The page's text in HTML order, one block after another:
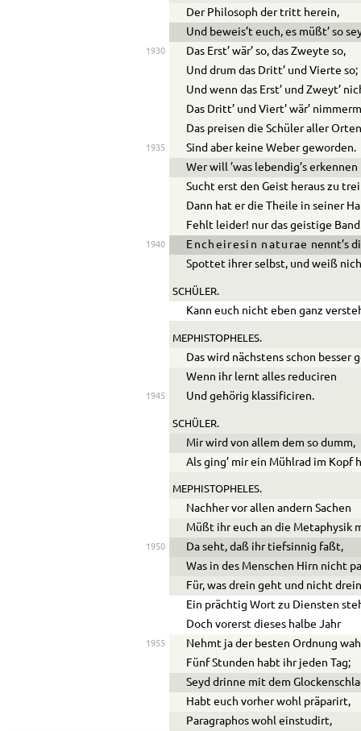
Der Philosoph der tritt herein,
Und beweis’t euch, es müßt’ so
1930
Das Erst’ wär’ so, das Zweyte so,
Und drum das Dritt’ und Vierte so;
Und wenn das Erst’ und Zweyt’
Das Dritt’ und Viert’ wär’
Das preisen die Schüler aller
1935
Sind aber keine Weber geworden.
Wer will ’was lebendig’s
Sucht erst den Geist heraus zu
Dann hat er die Theile in seiner
Fehlt leider! nur das geistige
1940 Encheiresin naturae nennt’s
Spottet ihrer selbst, und weiß
SCHÜLER.
Kann euch nicht eben ganz
MEPHISTOPHELES.
Das wird nächstens schon besser
Wenn ihr lernt alles reduciren
1945 Und gehörig klassificiren.
SCHÜLER.
Mir wird von allem dem so dumm,
Als ging’ mir ein Mühlrad im Kopf
MEPHISTOPHELES.
Nachher vor allen andern Sachen
Müßt ihr euch an die Metaphysik
1950
Da seht, daß ihr tiefsinnig faßt,
Was in des Menschen Hirn nicht
Für, was drein geht und nicht
Ein prächtig Wort zu Diensten
Doch vorerst dieses halbe Jahr
1955
Nehmt ja der besten Ordnung
Fünf Stunden habt ihr jeden Tag;
Seyd drinne mit dem
Habt euch vorher wohl präparirt,
Paragraphos wohl einstudirt,